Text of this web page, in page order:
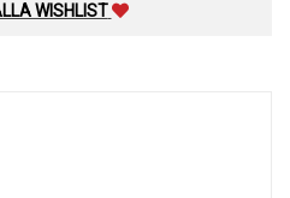
WISHLIST